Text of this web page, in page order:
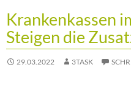
Krankenkassen
Steigen die
29.03.2022 3TASK